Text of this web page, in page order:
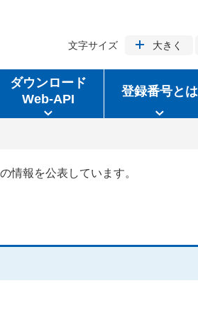
文字サイズ 大きく
ダウンロード
Web-API
登録番号とは
情報を公表しています。